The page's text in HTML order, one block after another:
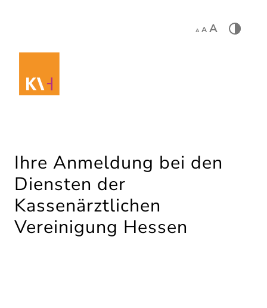
A A A
Ihre Anmeldung bei den
Diensten der
Kassenärztlichen
Vereinigung Hessen